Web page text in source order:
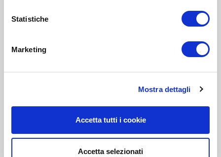
Statistiche
Marketing
Mostra dettagli
Accetta tutti i cookie
Accetta selezionati